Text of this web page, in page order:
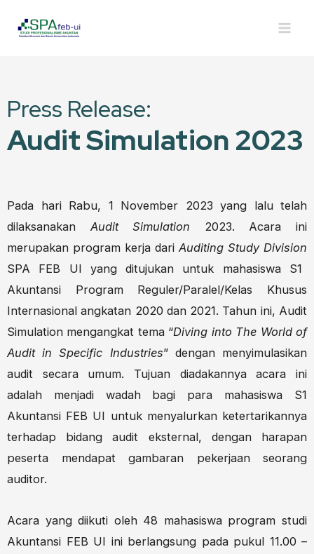
Press Release:
Audit Simulation 2023
Pada hari Rabu, 1 November 2023 yang lalu telah
dilaksanakan Audit Simulation 2023. Acara ini
merupakan program kerja dari Auditing Study Division
SPA FEB UI yang ditujukan untuk mahasiswa S1
Akuntansi Program Reguler/Paralel/Kelas Khusus
Internasional angkatan 2020 dan 2021. Tahun ini, Audit
Simulation mengangkat tema “Diving into The World of
Audit in Specific Industries” dengan menyimulasikan
audit secara umum. Tujuan diadakannya acara ini
adalah menjadi wadah bagi para mahasiswa S1
Akuntansi FEB UI untuk menyalurkan ketertarikannya
terhadap bidang audit eksternal, dengan harapan
peserta mendapat gambaran pekerjaan seorang
auditor.
Acara yang diikuti oleh 48 mahasiswa program studi
Akuntansi FEB UI ini berlangsung pada pukul 11.00 –